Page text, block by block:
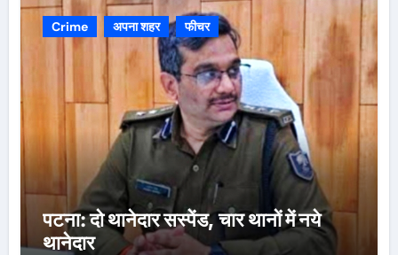
Crime अपना शहर फीचर
पटना: दो थानेदार सस्पेंड, चार थानों में नये
थानेदार